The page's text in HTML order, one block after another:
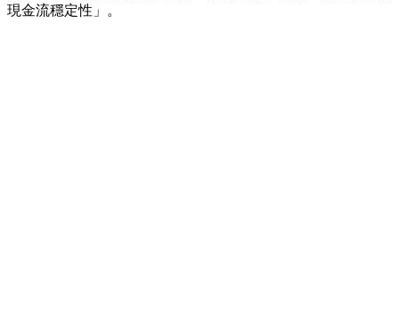
現金流穩定性」。